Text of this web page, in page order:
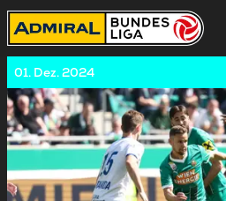
01. Dez. 2024